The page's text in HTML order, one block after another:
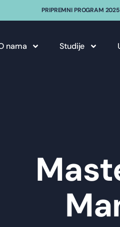
PRIPREMNI PROGRAM 2025
nama Studije